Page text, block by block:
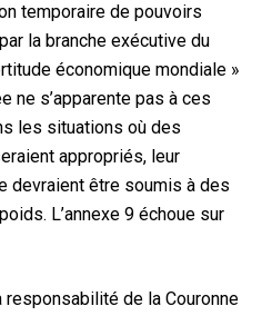
temporaire de pouvoirs
la branche exécutive du
économique mondiale »
ne s’apparente pas à ces
les situations où des
appropriés, leur
devraient être soumis à des
L’annexe 9 échoue sur
de la Couronne